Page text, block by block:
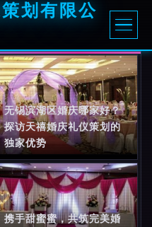
划有限公
无锡滨湖区婚庆哪家好？
探访天禧婚庆礼仪策划的
独家优势
携手甜蜜蜜，共筑完美婚